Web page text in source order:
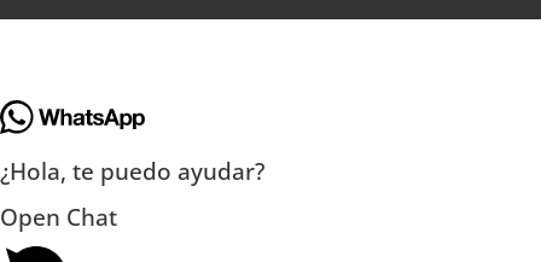
¿Hola, te puedo ayudar?
Open Chat